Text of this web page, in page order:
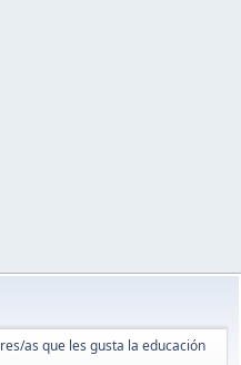
as que les gusta la educación